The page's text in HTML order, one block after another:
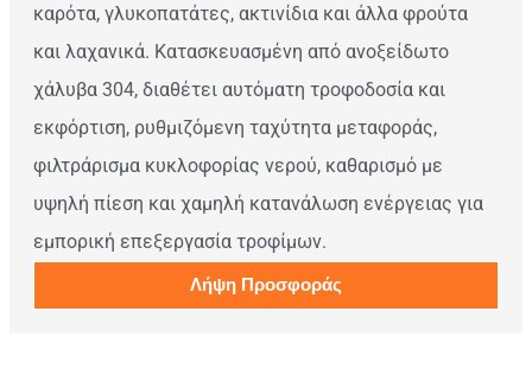
καρότα, γλυκοπατάτες, ακτινίδια και άλλα φρούτα
και λαχανικά. Κατασκευασμένη από ανοξείδωτο
χάλυβα 304, διαθέτει αυτόματη τροφοδοσία και
εκφόρτιση, ρυθμιζόμενη ταχύτητα μεταφοράς,
φιλτράρισμα κυκλοφορίας νερού, καθαρισμό με
υψηλή πίεση και χαμηλή κατανάλωση ενέργειας για
εμπορική επεξεργασία τροφίμων.
Λήψη Προσφοράς